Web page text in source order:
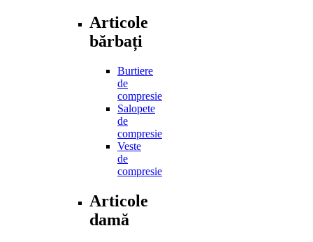
Articole
bărbați
Burtiere
de
compresie
Salopete
de
compresie
Veste
de
compresie
Articole
damă